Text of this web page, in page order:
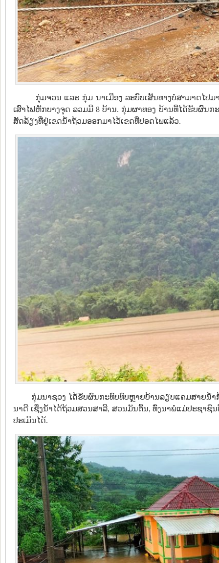
ກຸ່ມຈວນ ແລະ ກຸ່ມ ນາເມືອງ ລະບົບເສັ້ນທາງບໍ່ສາມາດໄປມາໄ
ເສົາໄຟຫັກບາງຈຸດ ລວມມີ 8 ບ້ານ. ກຸ່ມຜາທອງ ບ້ານທີ່ໄດ້ຮັບຜົນ
ສັດລ້ຽງທີ່ຢູ່ເຂດນໍ້າຖ້ວມອອກມາໄວ້ເຂດທີ່ປອດໄພແລ້ວ.​
ກຸ່ມນາຊວງ ໄດ້ຮັບຜົນກະທົບທົບຫຼາຍບ້ານລຽບແຄມສາຍນໍ້າກ້າ
ນາດີ ເຊີ່ງນໍ້າໄດ້ຖ້ວມສວນສາລີ, ສວນມັນຕົ້ນ, ທົ່ງນາພໍ່ແມ່ປະຊາ
ປະເມີນໄດ້.​